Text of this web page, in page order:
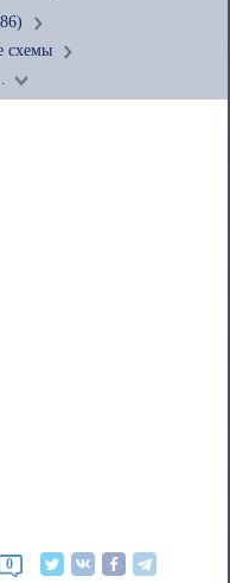
схемы
0